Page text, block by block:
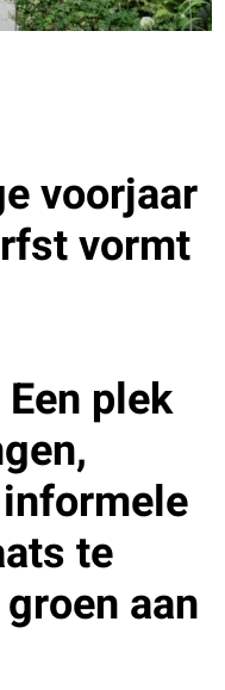
voorjaar
vormt
plek
te
aan